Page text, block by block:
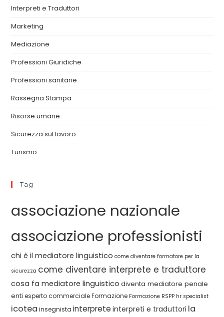
Interpreti e Traduttori
Marketing
Mediazione
Professioni Giuridiche
Professioni sanitarie
Rassegna Stampa
Risorse umane
Sicurezza sul lavoro
Turismo
Tag
associazione nazionale
associazione professionisti
chi è il mediatore linguistico come diventare formatore per la
sicurezza come diventare interprete e traduttore
cosa fa mediatore linguistico diventa mediatore penale
enti esperto commerciale Formazione Formazione RSPP hr specialist
icotea insegnista interprete interpreti e traduttori la